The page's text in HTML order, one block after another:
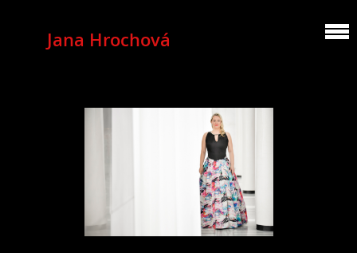
Jana Hrochová
MEZZOSOPRANO